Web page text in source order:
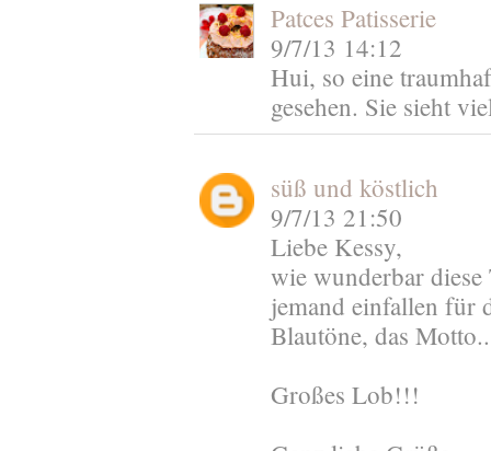
Patces Patisserie
9/7/13 14:12
Hui, so eine
gesehen. Sie sieht
süß und köstlich
9/7/13 21:50
Liebe Kessy,
wie wunderbar
jemand einfallen für
Blautöne, das
Großes Lob!!!